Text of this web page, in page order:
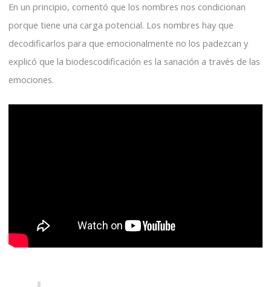
En un principio, comentó que los nombres nos condicionan
porque tiene una carga potencial. Los nombres hay que
decodificarlos para que emocionalmente no los padezcan y
explicó que la biodescodificación es la sanación a través de las
emociones.